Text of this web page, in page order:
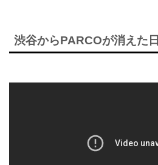
渋谷からPARCOが消えた日